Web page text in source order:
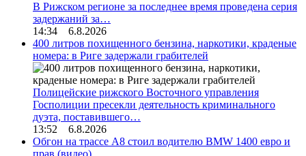
В Рижском регионе за последнее время проведена серия
задержаний за…
14:34 6.8.2026
400 литров похищенного бензина, наркотики, краденые
номера: в Риге задержали грабителей
Полицейские рижского Восточного управления
Госполиции пресекли деятельность криминального
дуэта, поставившего…
13:52 6.8.2026
Обгон на трассе А8 стоил водителю BMW 1400 евро и
прав (видео)